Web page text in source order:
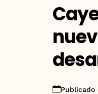
Publicado